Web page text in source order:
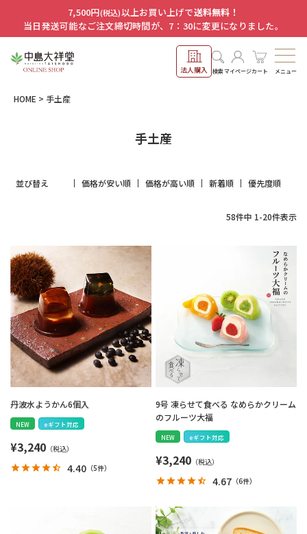
7,500円(税込)以上お買い上げで送料無料！
当日発送可能なご注文締切時間が、7：30に変更になりました。
法人購入 検索マイページカート メニュー
HOME 手土産
手土産
並び替え 価格が安い順 価格が高い順 新着順 優先度順
58件中 1-20件表示
丹波水ようかん6個入
NEW eギフト対応
¥3,240
4.40 （5件）
9号 凍らせて食べる なめらかクリーム
のフルーツ大福
NEW eギフト対応
¥3,240
4.67 （6件）